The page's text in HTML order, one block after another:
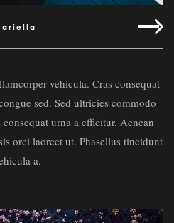
vehicula. Cras consequat
sed. Sed ultricies commodo
urna a efficitur. Aenean
orci laoreet ut. Phasellus tincidunt
a.